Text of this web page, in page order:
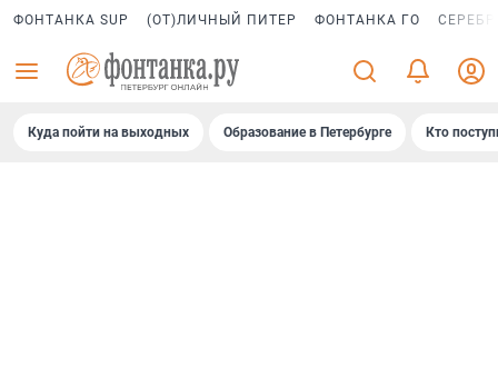
ФОНТАНКА SUP (ОТ)ЛИЧНЫЙ ПИТЕР ФОНТАНКА ГО
Куда пойти на выходных Образование в Петербурге Кто